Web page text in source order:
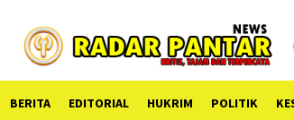
konten
BERITA EDITORIAL HUKRIM POLITIK